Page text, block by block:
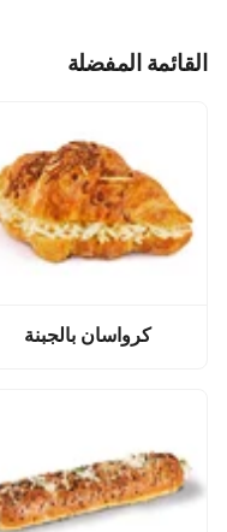
القائمة المفضلة
كرواسان بالجبنة